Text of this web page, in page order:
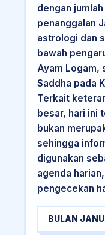
dengan
penanggalan
astrologi dan
bawah
Ayam Logam,
Saddha pada
Terkait
besar, hari ini
bukan
sehingga
digunakan
agenda
pengecekan
BULAN